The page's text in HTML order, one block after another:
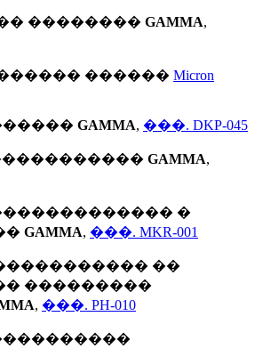
�������� GAMMA,
������ Micron
GAMMA, ���. DKP-045
GAMMA,
�
GAMMA, ���. MKR-001
����������� ��
���������
, ���. PH-010